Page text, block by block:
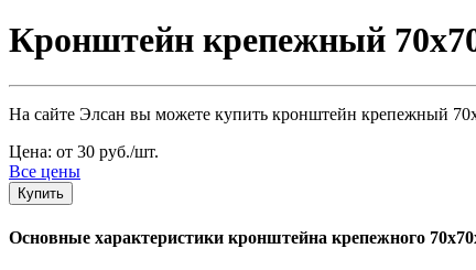
Кронштейн крепежный
На сайте Элсан вы можете купить кронштейн крепежный
Цена: от 30 руб./шт.
Все цены
Купить
Основные характеристики кронштейна крепежного